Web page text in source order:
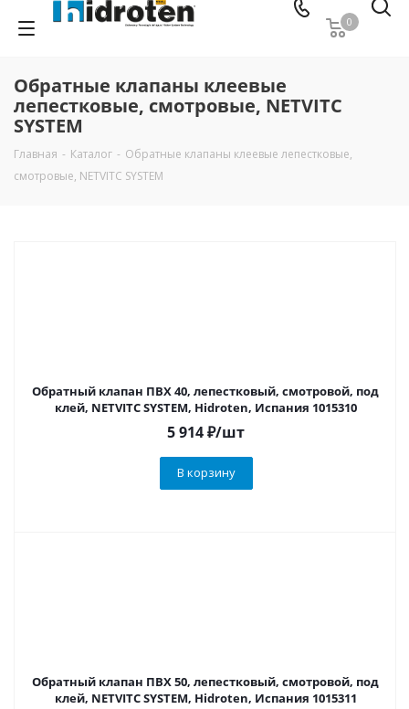
0
Обратные клапаны клеевые
лепестковые, смотровые, NETVITC
SYSTEM
Главная - Каталог - Обратные клапаны клеевые лепестковые,
смотровые, NETVITC SYSTEM
Обратный клапан ПВХ 40, лепестковый, смотровой, под
клей, NETVITC SYSTEM, Hidroten, Испания 1015310
5 914₽/шт
В корзину
Обратный клапан ПВХ 50, лепестковый, смотровой, под
клей, NETVITC SYSTEM, Hidroten, Испания 1015311